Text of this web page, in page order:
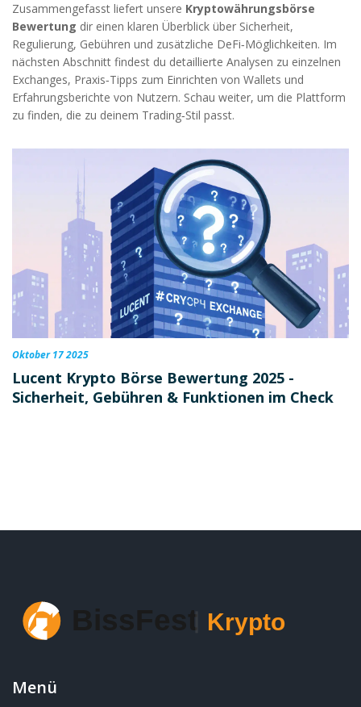
Zusammengefasst liefert unsere Kryptowährungsbörse
Bewertung dir einen klaren Überblick über Sicherheit,
Regulierung, Gebühren und zusätzliche DeFi‑Möglichkeiten. Im
nächsten Abschnitt findest du detaillierte Analysen zu einzelnen
Exchanges, Praxis‑Tipps zum Einrichten von Wallets und
Erfahrungsberichte von Nutzern. Schau weiter, um die Plattform
zu finden, die zu deinem Trading‑Stil passt.
Oktober 17 2025
Lucent Krypto Börse Bewertung 2025 -
Sicherheit, Gebühren & Funktionen im Check
Menü